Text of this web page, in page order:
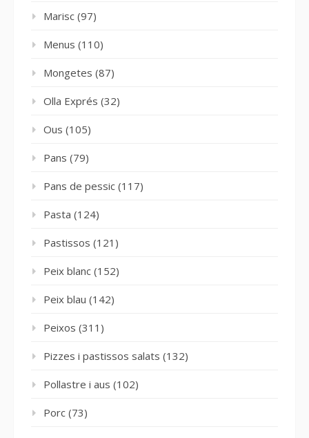
Marisc (97)
Menus (110)
Mongetes (87)
Olla Exprés (32)
Ous (105)
Pans (79)
Pans de pessic (117)
Pasta (124)
Pastissos (121)
Peix blanc (152)
Peix blau (142)
Peixos (311)
Pizzes i pastissos salats (132)
Pollastre i aus (102)
Porc (73)